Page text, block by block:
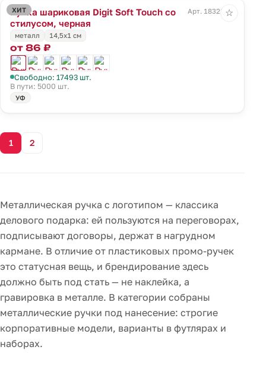
ХИТ
Ручка шариковая Digit Soft Touch со
стилусом, черная
Арт. 18322.30
металл 14,5х1 см
от 86 ₽
Свободно: 17493 шт.
В пути: 5000 шт.
УФ
☆
1 2
Металлическая ручка с логотипом — классика
делового подарка: ей пользуются на переговорах,
подписывают договоры, держат в нагрудном
кармане. В отличие от пластиковых промо-ручек
это статусная вещь, и брендирование здесь
должно быть под стать — не наклейка, а
гравировка в металле. В категории собраны
металлические ручки под нанесение: строгие
корпоративные модели, варианты в футлярах и
наборах.